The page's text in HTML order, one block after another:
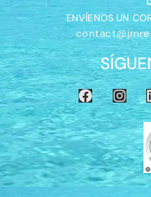
ENVÍENOS UN